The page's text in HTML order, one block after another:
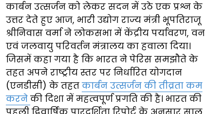
कार्बन उत्सर्जन को लेकर सदन में उठे एक प्रश्न के
उत्तर देते हुए आज, भारी उद्योग राज्य मंत्री भूपतिराजू
श्रीनिवास वर्मा ने लोकसभा में केंद्रीय पर्यावरण, वन
एवं जलवायु परिवर्तन मंत्रालय का हवाला दिया।
जिसमें कहा गया है कि भारत ने पेरिस समझौते के
तहत अपने राष्ट्रीय स्तर पर निर्धारित योगदान
(एनडीसी) के तहत कार्बन उत्सर्जन की तीव्रता कम
करने की दिशा में महत्वपूर्ण प्रगति की है। भारत की